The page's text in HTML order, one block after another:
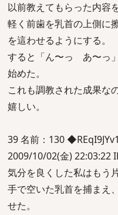
以前教えてもらった内容
軽く前歯を乳首の上側に
を這わせるようにする。
すると「ん〜っ あ〜っ
始めた。
これも調教された成果な
嬉しい。
39 名前：130
2009/10/02(金) 22:03:22
気分を良くした私はもう
手で空いた乳首を捕まえ
せた。